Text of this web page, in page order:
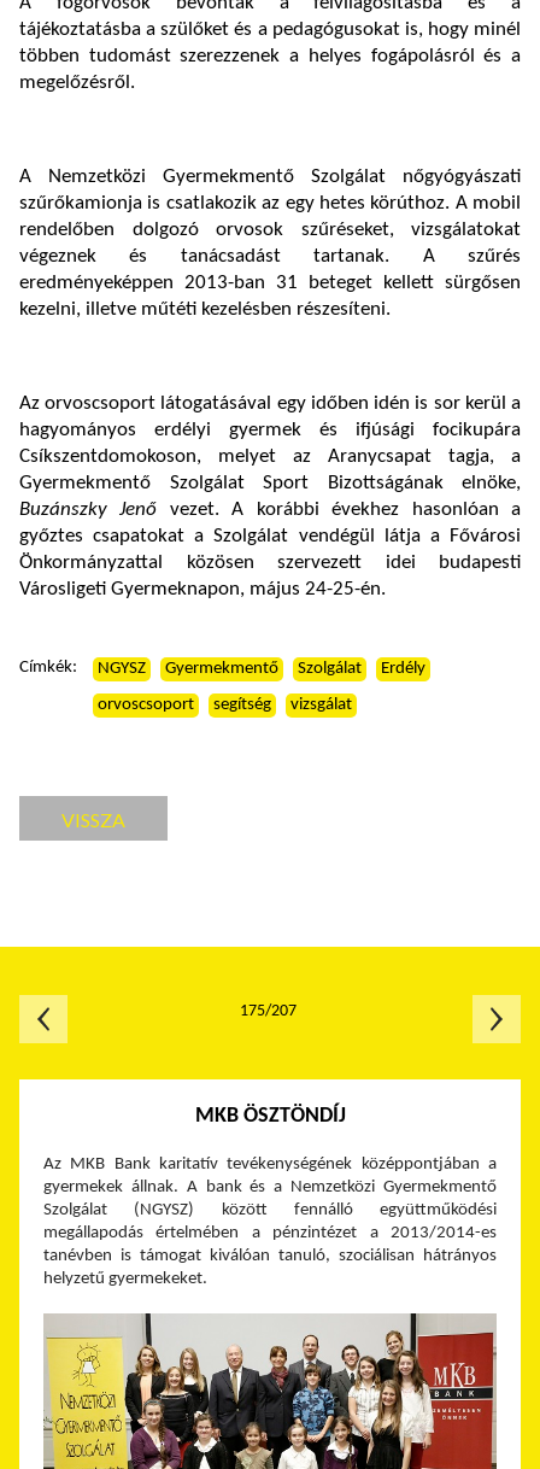
tájékoztatásba a szülőket és a pedagógusokat is, hogy minél
többen tudomást szerezzenek a helyes fogápolásról és a
megelőzésről.
A Nemzetközi Gyermekmentő Szolgálat nőgyógyászati
szűrőkamionja is csatlakozik az egy hetes körúthoz. A mobil
rendelőben dolgozó orvosok szűréseket, vizsgálatokat
végeznek és tanácsadást tartanak. A szűrés
eredményeképpen 2013-ban 31 beteget kellett sürgősen
kezelni, illetve műtéti kezelésben részesíteni.
Az orvoscsoport látogatásával egy időben idén is sor kerül a
hagyományos erdélyi gyermek és ifjúsági focikupára
Csíkszentdomokoson, melyet az Aranycsapat tagja, a
Gyermekmentő Szolgálat Sport Bizottságának elnöke,
Buzánszky Jenő vezet. A korábbi évekhez hasonlóan a
győztes csapatokat a Szolgálat vendégül látja a Fővárosi
Önkormányzattal közösen szervezett idei budapesti
Városligeti Gyermeknapon, május 24-25-én.
Címkék: NGYSZ Gyermekmentő Szolgálat
Erdély
orvoscsoport
segítség vizsgálat
VISSZA
MKB ÖSZTÖNDÍJ
Az MKB Bank karitatív tevékenységének középpontjában a
gyermekek állnak. A bank és a Nemzetközi Gyermekmentő
Szolgálat (NGYSZ) között fennálló együttműködési
megállapodás értelmében a pénzintézet a 2013/2014-es
tanévben is támogat kiválóan tanuló, szociálisan hátrányos
helyzetű gyermekeket.
175/207